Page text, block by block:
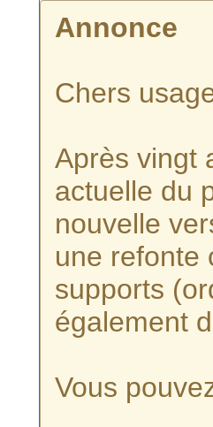
Annonce
Chers
Après vingt
actuelle du
nouvelle
une refonte
supports
également
Vous